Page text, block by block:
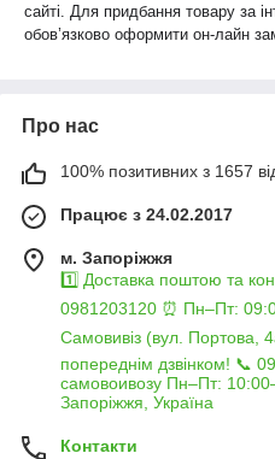
сайті. Для придбання товару за
обов’язково оформити он-лайн
Про нас
100% позитивних з 1657
Працює з 24.02.2017
м. Запоріжжя
1️⃣ Доставка поштою та
0981203120 ⏰ Пн–Пт:
Самовивіз (вул. Портова,
попереднім дзвінком! 📞
самовоивозу Пн–Пт:
Запоріжжя, Україна
Контакти